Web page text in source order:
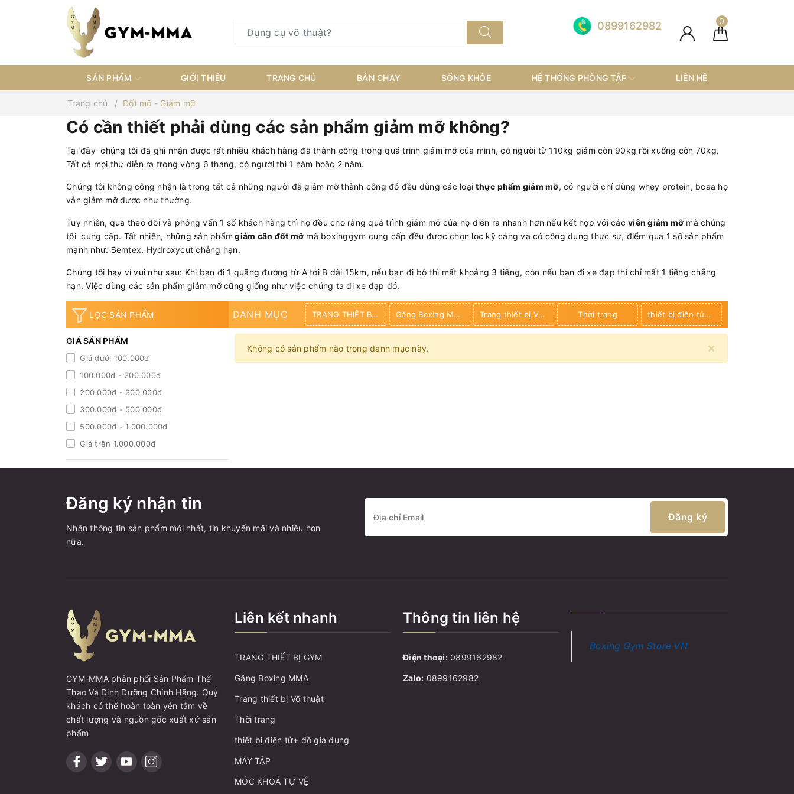
0
0899162982
SẢN PHẨM GIỚI THIỆU TRANG CHỦ BÁN CHẠY SỐNG KHỎE HỆ THỐNG PHÒNG TẬP LIÊN HỆ
Trang chủ Đốt mỡ - Giảm mỡ
Có cần thiết phải dùng các sản phẩm giảm mỡ không?
Tại đây chúng tôi đã ghi nhận được rất nhiều khách hàng đã thành công trong quá trình giảm mỡ của mình, có người từ 110kg giảm còn 90kg rồi xuống còn 70kg.
Tất cả mọi thứ diễn ra trong vòng 6 tháng, có người thì 1 năm hoặc 2 năm.
Chúng tôi không công nhận là trong tất cả những người đã giảm mỡ thành công đó đều dùng các loạithực phẩm giảm mỡ, có người chỉ dùng whey protein, bcaa họ
vẫn giảm mỡ được như thường.
Tuy nhiên, qua theo dõi và phỏng vấn 1 số khách hàng thì họ đều cho rằng quá trình giảm mỡ của họ diễn ra nhanh hơn nếu kết hợp với các viên giảm mỡ mà chúng
tôi cung cấp. Tất nhiên, những sản phẩm giảm cân đốt mỡ mà boxinggym cung cấp đều được chọn lọc kỹ càng và có công dụng thực sự, điểm qua 1 số sản phẩm
mạnh như: Semtex, Hydroxycut chẳng hạn.
Chúng tôi hay ví vui như sau: Khi bạn đi 1 quãng đường từ A tới B dài 15km, nếu bạn đi bộ thì mất khoảng 3 tiếng, còn nếu bạn đi xe đạp thì chỉ mất 1 tiếng chẳng
hạn. Việc dùng các sản phẩm giảm mỡ cũng giống như việc chúng ta đi xe đạp đó.
LỌC SẢN PHẨM
GIÁ SẢN PHẨM
Giá dưới 100.000đ
100.000đ - 200.000đ
200.000đ - 300.000đ
300.000đ - 500.000đ
500.000đ - 1.000.000đ
Giá trên 1.000.000đ
DANH MỤC TRANG THIẾT BỊ GYM Găng Boxing MMA Trang thiết bị Võ thuật Thời trang thiết bị điện tử+ đồ gia dụng
×
Không có sản phẩm nào trong danh mục này.
Đăng ký nhận tin
Nhận thông tin sản phẩm mới nhất, tin khuyến mãi và nhiều hơn
nữa.
Đăng ký
GYM-MMA phân phối Sản Phẩm Thể
Thao Và Dinh Dưỡng Chính Hãng. Quý
khách có thể hoàn toàn yên tâm về
chất lượng và nguồn gốc xuất xứ sản
phẩm
Liên kết nhanh
TRANG THIẾT BỊ GYM
Găng Boxing MMA
Trang thiết bị Võ thuật
Thời trang
thiết bị điện tử+ đồ gia dụng
MÁY TẬP
MÓC KHOÁ TỰ VỆ
Thông tin liên hệ
Điện thoại: 0899162982
Zalo: 0899162982
Boxing Gym Store VN